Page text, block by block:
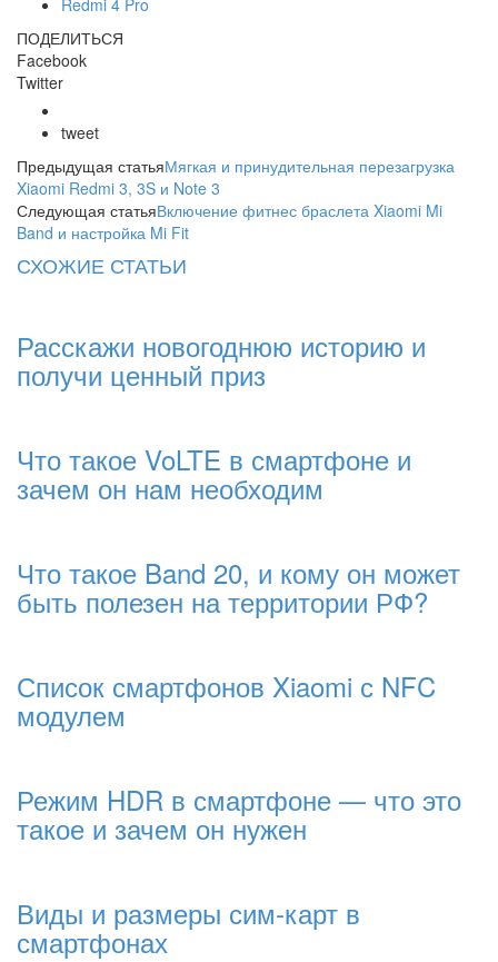
Redmi 4 Pro
ПОДЕЛИТЬСЯ
Facebook
Twitter
tweet
Предыдущая статьяМягкая и принудительная перезагрузка
Xiaomi Redmi 3, 3S и Note 3
Следующая статьяВключение фитнес браслета Xiaomi Mi
Band и настройка Mi Fit
СХОЖИЕ СТАТЬИ
Расскажи новогоднюю историю и
получи ценный приз
Что такое VoLTE в смартфоне и
зачем он нам необходим
Что такое Band 20, и кому он может
быть полезен на территории РФ?
Список смартфонов Xiaomi с NFC
модулем
Режим HDR в смартфоне — что это
такое и зачем он нужен
Виды и размеры сим-карт в
смартфонах